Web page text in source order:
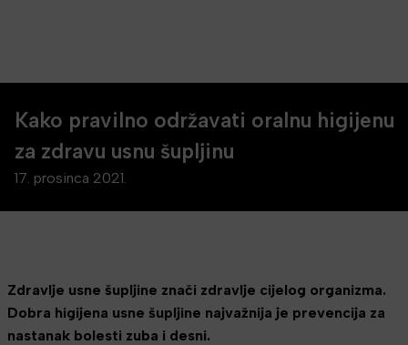
Kako pravilno održavati oralnu higijenu
za zdravu usnu šupljinu
17. prosinca 2021.
Zdravlje usne šupljine znači zdravlje cijelog organizma.
Dobra higijena usne šupljine najvažnija je prevencija za
nastanak bolesti zuba i desni.